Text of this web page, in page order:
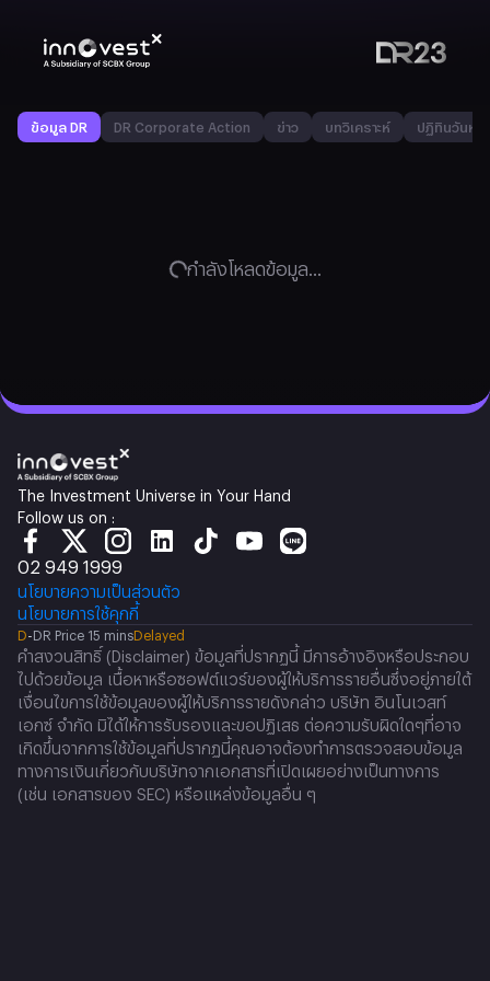
ข้อมูล DR DR Corporate Action ข่าว บทวิเคราะห์ ปฏิทินวันหยุ
กำลังโหลดข้อมูล...
The Investment Universe in Your Hand
Follow us on :
02 949 1999
นโยบายความเป็นส่วนตัว
นโยบายการใช้คุกกี้
D-DR Price 15 minsDelayed
คำสงวนสิทธิ์ (Disclaimer) ข้อมูลที่ปรากฏนี้ มีการอ้างอิงหรือประกอบ
ไปด้วยข้อมูล เนื้อหาหรือซอฟต์แวร์ของผู้ให้บริการรายอื่นซึ่งอยู่ภายใต้
เงื่อนไขการใช้ข้อมูลของผู้ให้บริการรายดังกล่าว บริษัท อินโนเวสท์
เอกซ์ จำกัด มิได้ให้การรับรองและขอปฏิเสธ ต่อความรับผิดใดๆที่อาจ
เกิดขึ้นจากการใช้ข้อมูลที่ปรากฏนี้คุณอาจต้องทำการตรวจสอบข้อมูล
ทางการเงินเกี่ยวกับบริษัทจากเอกสารที่เปิดเผยอย่างเป็นทางการ
(เช่น เอกสารของ SEC) หรือแหล่งข้อมูลอื่น ๆ